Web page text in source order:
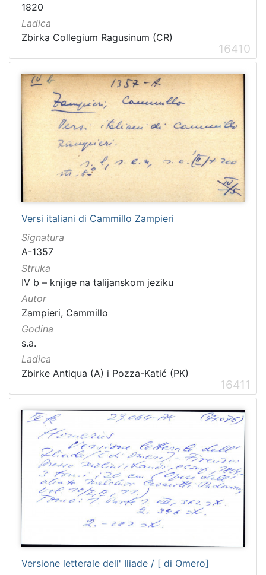
1820
Ladica
Zbirka Collegium Ragusinum (CR)
16410
Versi italiani di Cammillo Zampieri
Signatura
A-1357
Struka
IV b – knjige na talijanskom jeziku
Autor
Zampieri, Cammillo
Godina
s.a.
Ladica
Zbirke Antiqua (A) i Pozza-Katić (PK)
16411
Versione letterale dell' Iliade / [ di Omero]